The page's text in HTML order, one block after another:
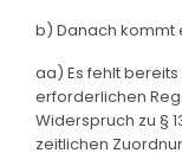
b) Danach kommt
aa) Es fehlt
erforderlichen
Widerspruch zu §
zeitlichen